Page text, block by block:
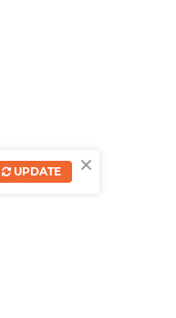
×
UPDATE